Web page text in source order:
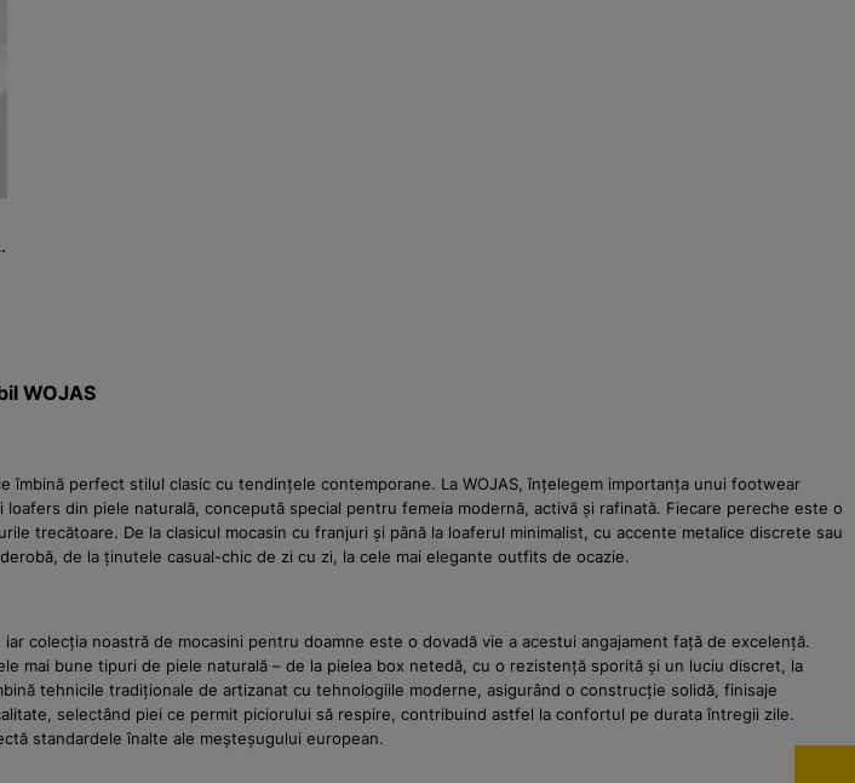
crocodil damă
WOJAS
perfect stilul clasic cu tendințele contemporane. La WOJAS, înțelegem importanța unui footwear
din piele naturală, concepută special pentru femeia modernă, activă și rafinată. Fiecare pereche este o
trecătoare. De la clasicul mocasin cu franjuri și până la loaferul minimalist, cu accente metalice discrete sau
de la ținutele casual-chic de zi cu zi, la cele mai elegante outfits de ocazie.
colecția noastră de mocasini pentru doamne este o dovadă vie a acestui angajament față de excelență.
mai bune tipuri de piele naturală – de la pielea box netedă, cu o rezistență sporită și un luciu discret, la
tehnicile tradiționale de artizanat cu tehnologiile moderne, asigurând o construcție solidă, finisaje
selectând piei ce permit piciorului să respire, contribuind astfel la confortul pe durata întregii zile.
standardele înalte ale meșteșugului european.